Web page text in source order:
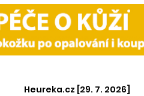
Heureka.cz [29. 7. 2026]